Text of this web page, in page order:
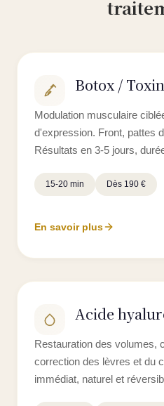
Botox /
Modulation musculaire
d'expression. Front, pattes
Résultats en 3-5 jours,
15-20 min Dès 190 €
En savoir plus
Acide
Restauration des volumes,
correction des lèvres et du
immédiat, naturel et